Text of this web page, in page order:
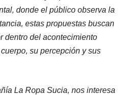
donde el público observa la
estas propuestas buscan
dentro del acontecimiento
su percepción y sus
La Ropa Sucia, nos interesa